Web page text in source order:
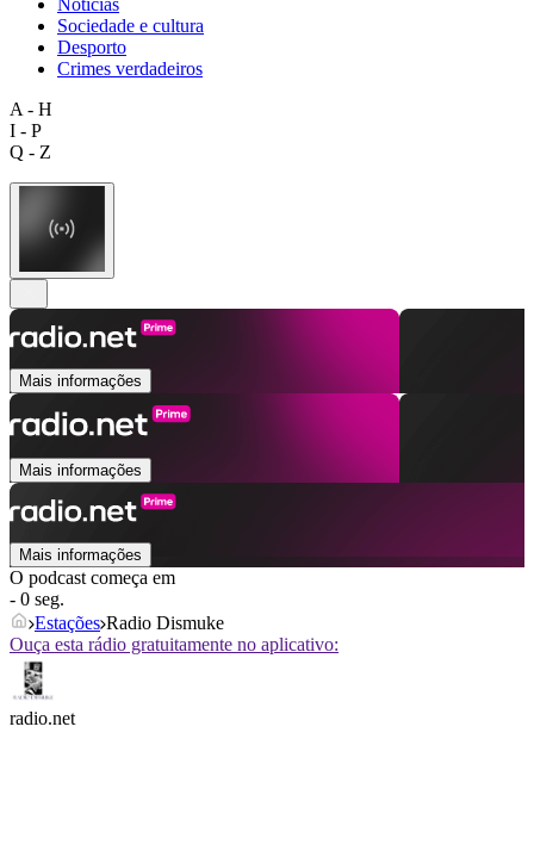
Sociedade e cultura
Desporto
Crimes verdadeiros
A - H
I - P
Q - Z
Mais informações
Mais informações
Mais informações
O podcast começa em
- 0 seg.
Estações Radio Dismuke
Ouça esta rádio gratuitamente no aplicativo:
radio.net